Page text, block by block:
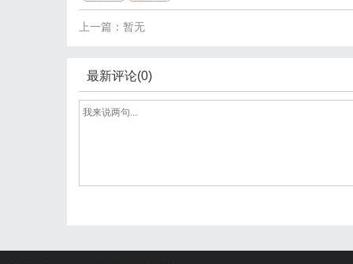
上一篇：暂无
最新评论(0)